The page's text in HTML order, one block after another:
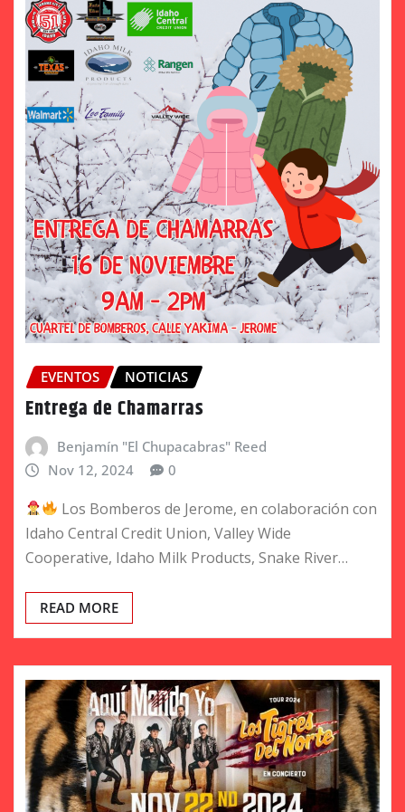
EVENTOS NOTICIAS
Entrega de Chamarras
Benjamín "El Chupacabras" Reed
Nov 12, 2024
0
Los Bomberos de Jerome, en colaboración con
Idaho Central Credit Union, Valley Wide
Cooperative, Idaho Milk Products, Snake River…
READ MORE